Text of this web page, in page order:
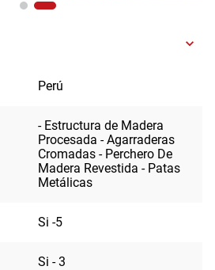
Perú
- Estructura de Madera
Procesada - Agarraderas
Cromadas - Perchero De
Madera Revestida - Patas
Metálicas
Si -5
Si - 3